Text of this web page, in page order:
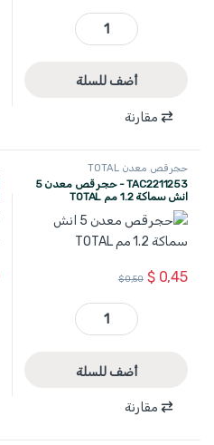
TAC2211152 - حجر قص معدن 4.5 انش سماكة 3 مم TOTAL quantity
أضف للسلة
مقارنة
حجر قص معدن TOTAL
TAC2211253 - حجر قص معدن 5
انش سماكة 1.2 مم TOTAL
$0,45
$0,50
TAC2211253 - حجر قص معدن 5 انش سماكة 1.2 مم TOTAL quantity
أضف للسلة
مقارنة